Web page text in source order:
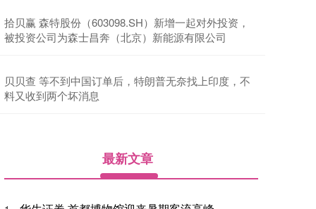
拾贝赢 森特股份（603098.SH）新增一起对外投资，
被投资公司为森士昌奔（北京）新能源有限公司
贝贝查 等不到中国订单后，特朗普无奈找上印度，不
料又收到两个坏消息
最新文章